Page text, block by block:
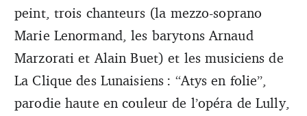
Le CMBV voit le jour en 1987, à l’initiative de Philippe
Beaussant et de Vincent Berthier de Lioncourt. (DR)
peint, trois chanteurs (la mezzo-soprano
Marie Lenormand, les barytons Arnaud
Marzorati et Alain Buet) et les musiciens de
La Clique des Lunaisiens : “Atys en folie”,
parodie haute en couleur de l’opéra de Lully,